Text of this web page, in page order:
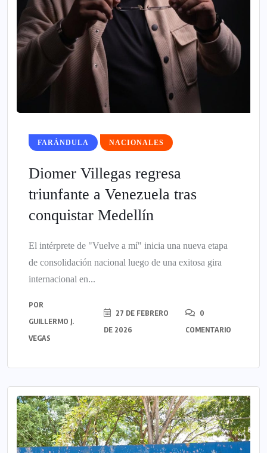
FARÁNDULA NACIONALES
Diomer Villegas regresa
triunfante a Venezuela tras
conquistar Medellín
El intérprete de "Vuelve a mí" inicia una nueva etapa
de consolidación nacional luego de una exitosa gira
internacional en...
POR
GUILLERMO J.
VEGAS
27 DE FEBRERO
DE 2026
0
COMENTARIO